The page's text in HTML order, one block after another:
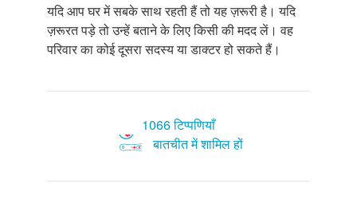
यदि आप घर में सबके साथ रहती हैं तो यह ज़रूरी है। यदि
ज़रूरत पड़े तो उन्हें बताने के लिए किसी की मदद लें। वह
परिवार का कोई दूसरा सदस्य या डाक्टर हो सकते हैं।
1066 टिप्पणियाँ
बातचीत में शामिल हों